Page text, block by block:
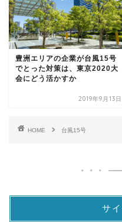
豊洲エリアの企業が台風15号
でとった対策は、東京2020大
会にどう活かすか
2019年9月13日
HOME 台風15号
サ